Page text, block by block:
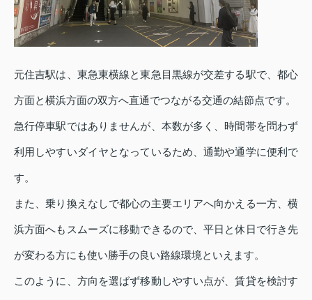
元住吉駅は、東急東横線と東急目黒線が交差する駅で、都心
方面と横浜方面の双方へ直通でつながる交通の結節点です。
急行停車駅ではありませんが、本数が多く、時間帯を問わず
利用しやすいダイヤとなっているため、通勤や通学に便利で
す。
また、乗り換えなしで都心の主要エリアへ向かえる一方、横
浜方面へもスムーズに移動できるので、平日と休日で行き先
が変わる方にも使い勝手の良い路線環境といえます。
このように、方向を選ばず移動しやすい点が、賃貸を検討す